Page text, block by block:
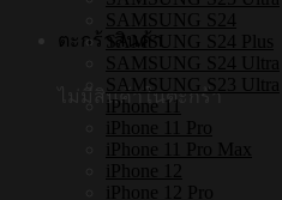
ตะกร้าสินค้า
ไม่มีสินค้าในตะกร้า
SAMSUNG S24
SAMSUNG S24 Plus
SAMSUNG S24 Ultra
SAMSUNG S23 Ultra
iPhone 11
iPhone 11 Pro
iPhone 11 Pro Max
iPhone 12
iPhone 12 Pro